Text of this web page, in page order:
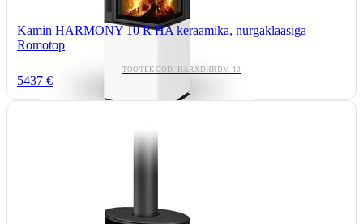
Kamin HARMONY 10 R HA keraamika, nurgaklaasiga
Romotop
TOOTEKOOD: HARXDHRDM-10
5437 €